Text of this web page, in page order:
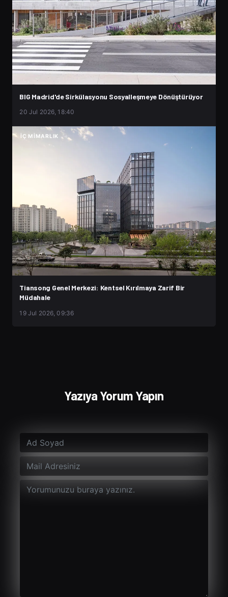
BIG Madrid'de Sirkülasyonu Sosyalleşmeye Dönüştürüyor
20 Jul 2026, 18:40
İÇ MIMARLIK
Tiansong Genel Merkezi: Kentsel Kırılmaya Zarif Bir
Müdahale
19 Jul 2026, 09:36
Yazıya Yorum Yapın